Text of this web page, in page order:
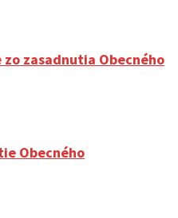
zo zasadnutia Obecného
Obecného